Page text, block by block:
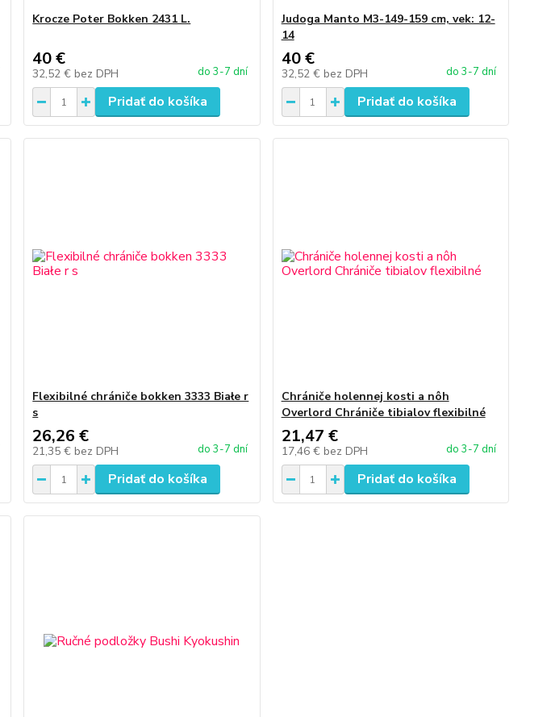
Krocze Poter Bokken 2431 L.
40 €
32,52 € bez DPH do 3-7 dní
Pridať do košíka
Judoga Manto M3-149-159 cm, vek: 12-
14
40 €
32,52 € bez DPH do 3-7 dní
Pridať do košíka
Flexibilné chrániče bokken 3333 Białe r
s
26,26 €
21,35 € bez DPH do 3-7 dní
Pridať do košíka
Chrániče holennej kosti a nôh
Overlord Chrániče tibialov flexibilné
21,47 €
17,46 € bez DPH do 3-7 dní
Pridať do košíka